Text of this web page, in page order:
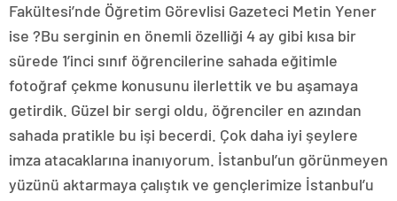
Fakültesi’nde Öğretim Görevlisi Gazeteci Metin Yener
ise ?Bu serginin en önemli özelliği 4 ay gibi kısa bir
sürede 1’inci sınıf öğrencilerine sahada eğitimle
fotoğraf çekme konusunu ilerlettik ve bu aşamaya
getirdik. Güzel bir sergi oldu, öğrenciler en azından
sahada pratikle bu işi becerdi. Çok daha iyi şeylere
imza atacaklarına inanıyorum. İstanbul’un görünmeyen
yüzünü aktarmaya çalıştık ve gençlerimize İstanbul’u